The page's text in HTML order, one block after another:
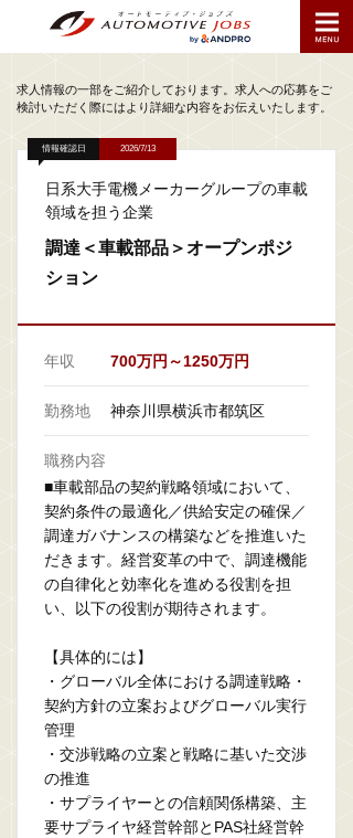
求人情報の一部をご紹介しております。求人への応募をご
検討いただく際にはより詳細な内容をお伝えいたします。
情報確認日 2026/7/13
日系大手電機メーカーグループの車載
領域を担う企業
調達＜車載部品＞オープンポジ
ション
年収 700万円～1250万円
勤務地 神奈川県横浜市都筑区
職務内容
■車載部品の契約戦略領域において、
契約条件の最適化／供給安定の確保／
調達ガバナンスの構築などを推進いた
だきます。経営変革の中で、調達機能
の自律化と効率化を進める役割を担
い、以下の役割が期待されます。
【具体的には】
・グローバル全体における調達戦略・
契約方針の立案およびグローバル実行
管理
・交渉戦略の立案と戦略に基いた交渉
の推進
・サプライヤーとの信頼関係構築、主
要サプライヤ経営幹部とPAS社経営幹